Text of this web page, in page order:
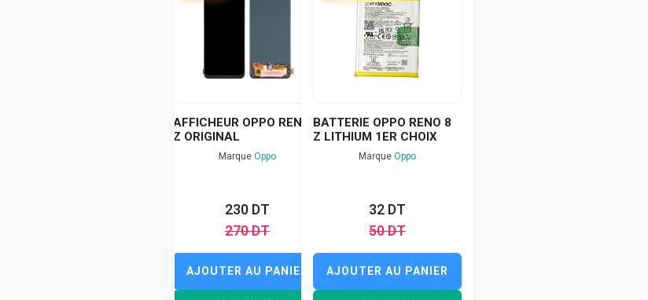
AFFICHEUR OPPO RENO 8
Z ORIGINAL
Marque Oppo
230 DT
270 DT
AJOUTER AU PANIER
BATTERIE OPPO RENO 8
Z LITHIUM 1ER CHOIX
MarqueOppo
32 DT
50 DT
AJOUTER AU PANIER